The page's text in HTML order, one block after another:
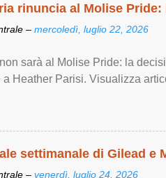
rinuncia al Molise
– mercoledì, luglio 22, 2026
sarà al Molise Pride: la
Heather Parisi. Visualizza
settimanale di Gilead e
– venerdì, luglio 24, 2026